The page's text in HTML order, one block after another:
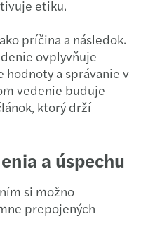
etiku.
príčina a následok.
ovplyvňuje
a správanie v
vedenie buduje
ktorý drží
a úspechu
si možno
prepojených